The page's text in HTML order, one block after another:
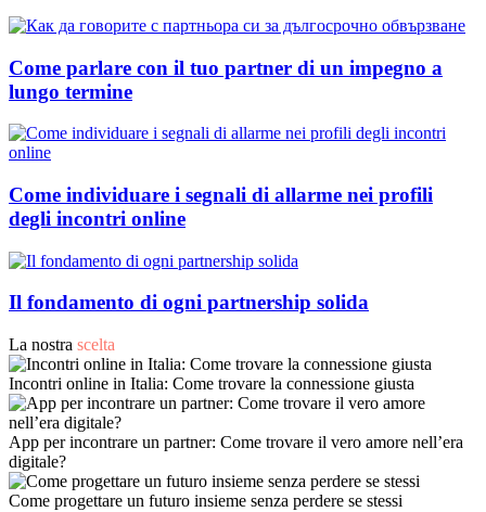
Come parlare con il tuo partner di un impegno a
lungo termine
Come individuare i segnali di allarme nei profili
degli incontri online
Il fondamento di ogni partnership solida
La nostra scelta
Incontri online in Italia: Come trovare la connessione giusta
App per incontrare un partner: Come trovare il vero amore nell’era
digitale?
Come progettare un futuro insieme senza perdere se stessi